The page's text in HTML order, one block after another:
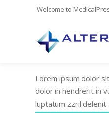
Welcome to
Lorem ipsum dolor
dolor in hendrerit in
luptatum zzril delenit